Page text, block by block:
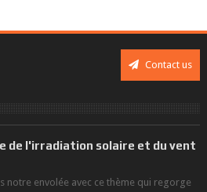
Contact us
de l'irradiation solaire et du vent
notre envolée avec ce thème qui regorge